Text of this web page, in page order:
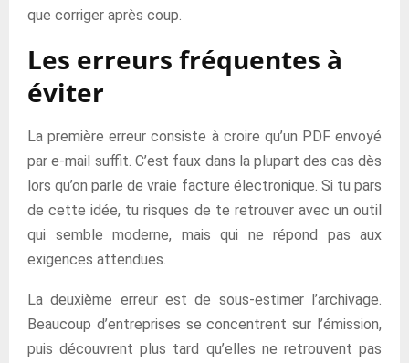
que corriger après coup.
Les erreurs fréquentes à
éviter
La première erreur consiste à croire qu’un PDF envoyé
par e-mail suffit. C’est faux dans la plupart des cas dès
lors qu’on parle de vraie facture électronique. Si tu pars
de cette idée, tu risques de te retrouver avec un outil
qui semble moderne, mais qui ne répond pas aux
exigences attendues.
La deuxième erreur est de sous-estimer l’archivage.
Beaucoup d’entreprises se concentrent sur l’émission,
puis découvrent plus tard qu’elles ne retrouvent pas